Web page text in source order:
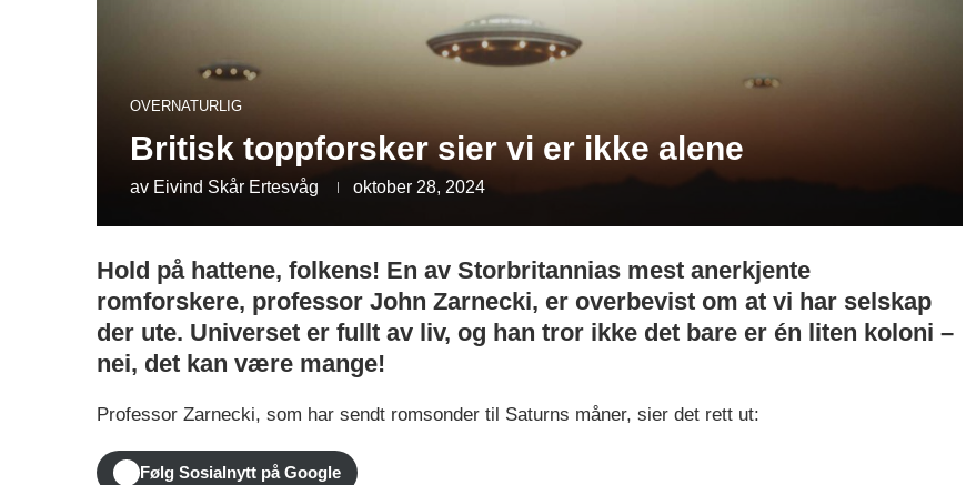
OVERNATURLIG
Britisk toppforsker sier vi er ikke alene
av Eivind Skår Ertesvåg oktober 28, 2024
Hold på hattene, folkens! En av Storbritannias mest anerkjente
romforskere, professor John Zarnecki, er overbevist om at vi har selskap
der ute. Universet er fullt av liv, og han tror ikke det bare er én liten koloni –
nei, det kan være mange!
Professor Zarnecki, som har sendt romsonder til Saturns måner, sier det rett ut:
Følg Sosialnytt på Google